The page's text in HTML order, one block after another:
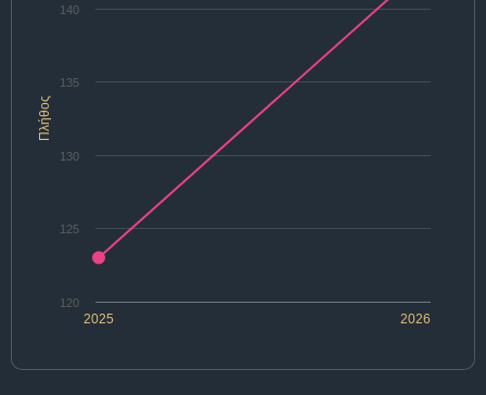
Πλήθος
2025 2026
120
125
130
135
140